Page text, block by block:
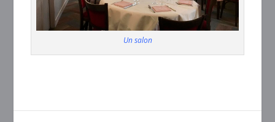
Un salon